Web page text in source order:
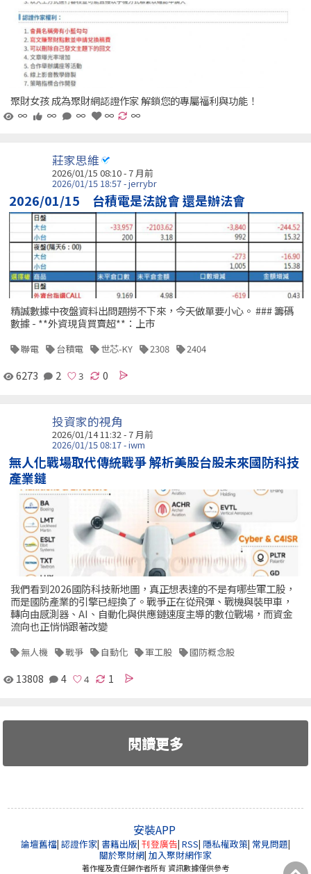
聚財女孩 成為聚財網認證作家 解鎖您的專屬福利與功能！
∞
∞ ∞ ∞ ∞
莊家思維
2026/01/15 08:10 - 7 月前
2026/01/15 18:57 - jerrybr
2026/01/15 台積電是法說會 還是辦法會
精誠數據中夜盤資料出問題撈不下來，今天做單要小心。 ### 籌碼
數據 - **外資現貨買賣超**：上市
聯電 台積電 世芯-KY 2308 2404
6273 2 0
投資家的視角
2026/01/14 11:32 - 7 月前
2026/01/15 08:17 - iwm
無人化戰場取代傳統戰爭 解析美股台股未來國防科技
產業鏈
我們看到2026國防科技新地圖，真正想表達的不是有哪些軍工股，
而是國防產業的引擎已經換了。戰爭正在從飛彈、戰機與裝甲車，
轉向由感測器、AI、自動化與供應鏈速度主導的數位戰場，而資金
流向也正悄悄跟著改變
無人機 戰爭 自動化 軍工股 國防概念股
13808 4 1
閱讀更多
安裝APP
論壇舊檔| 認證作家| 書籍出版| 刊登廣告| RSS| 隱私權政策| 常見問題|
關於聚財網| 加入聚財網作家
著作權及責任歸作者所有 資訊數據僅供參考